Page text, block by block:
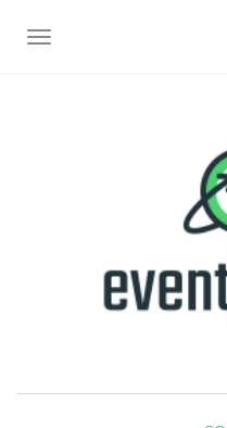
NAVIGATION UMSCHALTEN